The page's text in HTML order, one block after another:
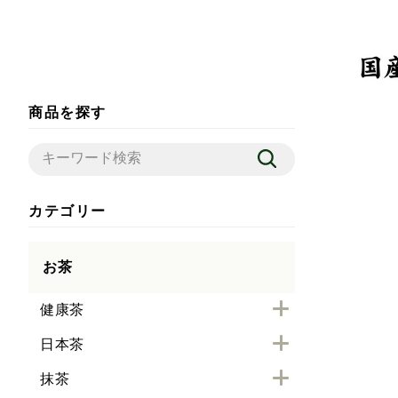
商品を探す
カテゴリー
お茶
健康茶
日本茶
抹茶